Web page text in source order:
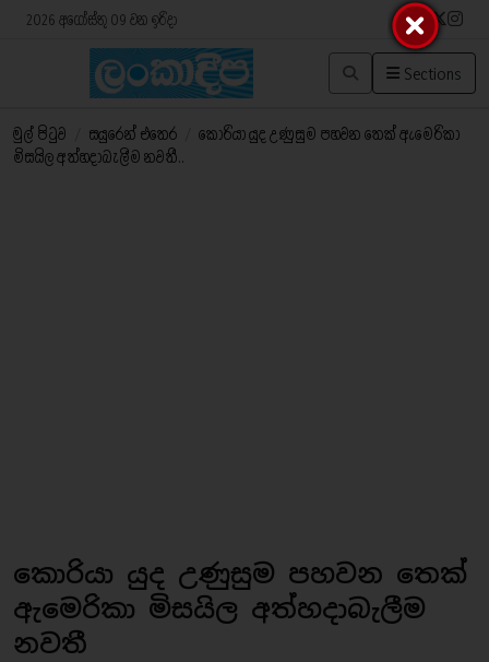
2026 අගෝස්තු 09 වන ඉරිදා
Sections
මුල් පිටුව සයුරෙන් එතෙර
කොරියා යුද උණුසුම පහවන තෙක් ඇමෙරිකා
මිසයිල අත්හදාබැලීම නවතී..
කොරියා යුද උණුසුම පහවන තෙක්
ඇමෙරිකා මිසයිල අත්හදාබැලීම
නවතී